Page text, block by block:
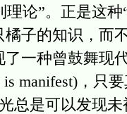
论”。正是这
子的知识，而
一种曾鼓舞现
manifest)，只
总是可以发现未